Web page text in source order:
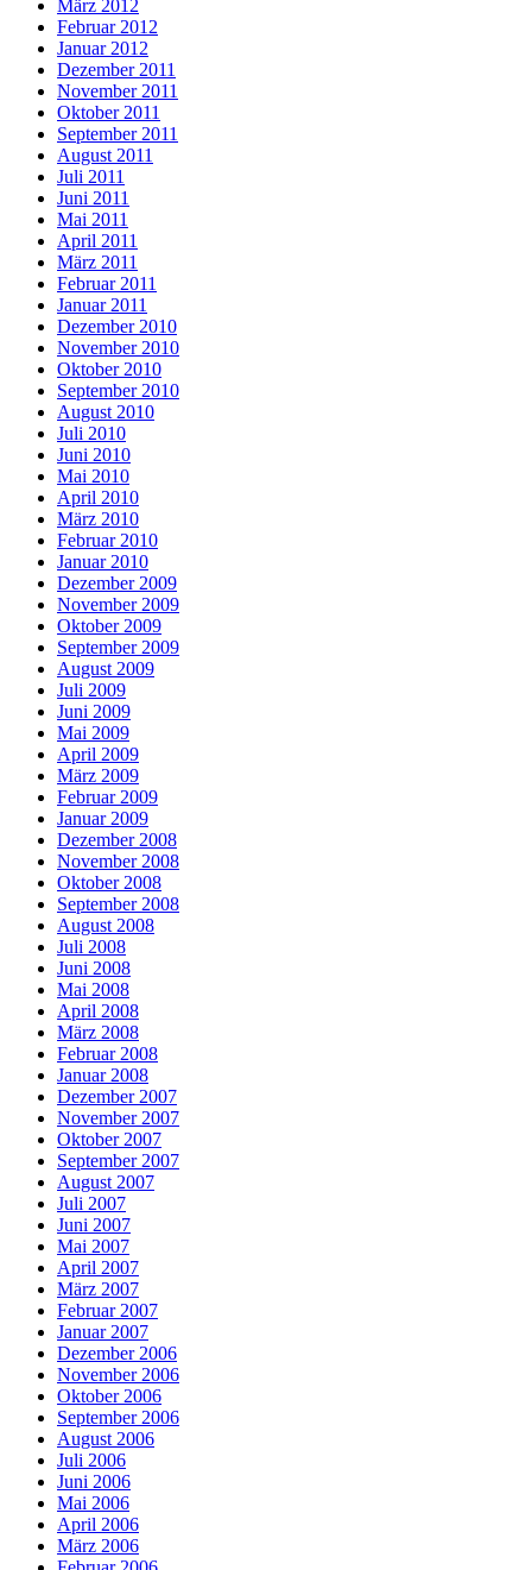
März 2012
Februar 2012
Januar 2012
Dezember 2011
November 2011
Oktober 2011
September 2011
August 2011
Juli 2011
Juni 2011
Mai 2011
April 2011
März 2011
Februar 2011
Januar 2011
Dezember 2010
November 2010
Oktober 2010
September 2010
August 2010
Juli 2010
Juni 2010
Mai 2010
April 2010
März 2010
Februar 2010
Januar 2010
Dezember 2009
November 2009
Oktober 2009
September 2009
August 2009
Juli 2009
Juni 2009
Mai 2009
April 2009
März 2009
Februar 2009
Januar 2009
Dezember 2008
November 2008
Oktober 2008
September 2008
August 2008
Juli 2008
Juni 2008
Mai 2008
April 2008
März 2008
Februar 2008
Januar 2008
Dezember 2007
November 2007
Oktober 2007
September 2007
August 2007
Juli 2007
Juni 2007
Mai 2007
April 2007
März 2007
Februar 2007
Januar 2007
Dezember 2006
November 2006
Oktober 2006
September 2006
August 2006
Juli 2006
Juni 2006
Mai 2006
April 2006
März 2006